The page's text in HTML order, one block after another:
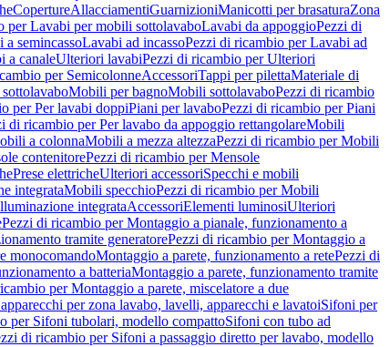
CopertureAllacciamentiGuarnizioniManicotti per brasaturaZona
per Lavabi per mobili sottolavaboLavabi da appoggioPezzi di
semincassoLavabi ad incassoPezzi di ricambio per Lavabi ad
a canaleUlteriori lavabiPezzi di ricambio per Ulteriori
per SemicolonneAccessoriTappi per pilettaMateriale di
Mobili per bagnoMobili sottolavaboPezzi di ricambio
per Per lavabi doppiPiani per lavaboPezzi di ricambio per Piani
di ricambio per Per lavabo da appoggio rettangolareMobili
a colonnaMobili a mezza altezzaPezzi di ricambio per Mobili
contenitorePezzi di ricambio per Mensole
Prese elettricheUlteriori accessoriSpecchi e mobili
integrataMobili specchioPezzi di ricambio per Mobili
integrataAccessoriElementi luminosiUlteriori
Pezzi di ricambio per Montaggio a pianale, funzionamento a
tramite generatorePezzi di ricambio per Montaggio a
monocomandoMontaggio a parete, funzionamento a retePezzi di
a batteriaMontaggio a parete, funzionamento tramite
per Montaggio a parete, miscelatore a due
per zona lavabo, lavelli, apparecchi e lavatoiSifoni per
per Sifoni tubolari, modello compattoSifoni con tubo ad
di ricambio per Sifoni a passaggio diretto per lavabo, modello